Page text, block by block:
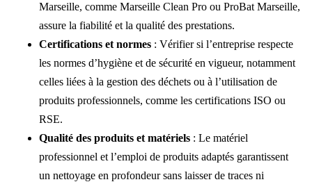
Marseille, comme Marseille Clean Pro ou ProBat Marseille,
assure la fiabilité et la qualité des prestations.
Certifications et normes : Vérifier si l’entreprise respecte
les normes d’hygiène et de sécurité en vigueur, notamment
celles liées à la gestion des déchets ou à l’utilisation de
produits professionnels, comme les certifications ISO ou
RSE.
Qualité des produits et matériels : Le matériel
professionnel et l’emploi de produits adaptés garantissent
un nettoyage en profondeur sans laisser de traces ni